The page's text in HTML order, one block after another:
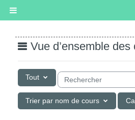
Vue d’ensemble des
Tout Rechercher des cours
Trier par nom de cours